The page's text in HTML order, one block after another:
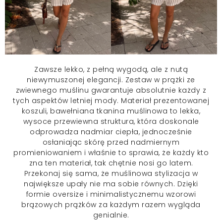
Zawsze lekko, z pełną wygodą, ale z nutą
niewymuszonej elegancji. Zestaw w prążki ze
zwiewnego muślinu gwarantuje absolutnie każdy z
tych aspektów letniej mody. Materiał prezentowanej
koszuli, bawełniana tkanina muślinowa to lekka,
wysoce przewiewna struktura, która doskonale
odprowadza nadmiar ciepła, jednocześnie
osłaniając skórę przed nadmiernym
promieniowaniem i właśnie to sprawia, że każdy kto
zna ten materiał, tak chętnie nosi go latem.
Przekonaj się sama, że muślinowa stylizacja w
największe upały nie ma sobie równych. Dzięki
formie oversize i minimalistycznemu wzorowi
brązowych prążków za każdym razem wygląda
genialnie.